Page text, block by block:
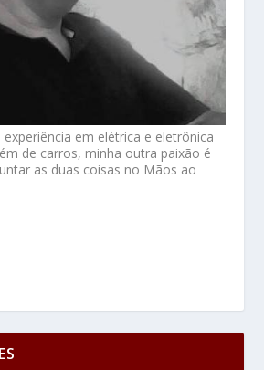
em elétrica e eletrônica
de carros, minha outra paixão é
as duas coisas no Mãos ao